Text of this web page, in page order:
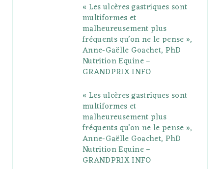
e
P
l
s
g
r
a
m
r
e
s
r
« Les ulcères gastriques sont
multiformes et
malheureusement plus
fréquents qu’on ne le pense »,
Anne-Gaëlle Goachet, PhD
Nutrition Equine –
GRANDPRIX INFO
« Les ulcères gastriques sont
multiformes et
malheureusement plus
fréquents qu’on ne le pense »,
Anne-Gaëlle Goachet, PhD
Nutrition Equine –
GRANDPRIX INFO